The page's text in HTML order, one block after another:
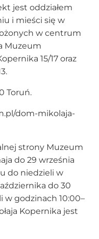
jest oddziałem
i mieści się w
w centrum
Muzeum
15/17 oraz
Toruń.
dom-mikolaja-
strony Muzeum
do 29 września
do niedzieli w
do 30
godzinach 10:00–
Kopernika jest